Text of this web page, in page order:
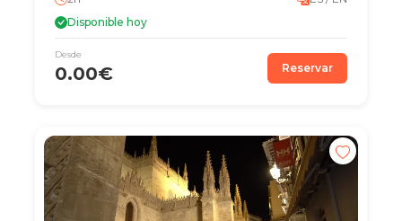
Disponible hoy
Desde
0.00€ Reservar